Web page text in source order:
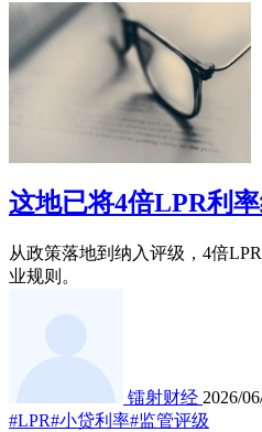
这地已将4倍LPR利
从政策落地到纳入评级，4倍
业规则。
镭射财经 2026/
#LPR#小贷利率#监管评级